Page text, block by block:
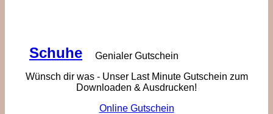
Schuhe
Genialer Gutschein
Wünsch dir was - Unser Last Minute Gutschein zum
Downloaden & Ausdrucken!
Online Gutschein